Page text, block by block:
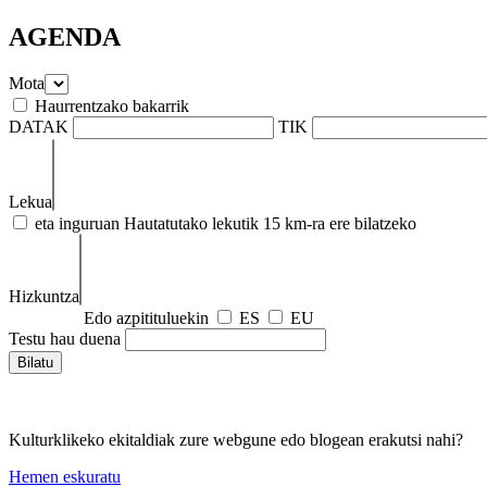
AGENDA
Mota
Haurrentzako bakarrik
DATAK
TIK
Lekua
eta inguruan Hautatutako lekutik 15 km-ra ere bilatzeko
Hizkuntza
Edo azpitituluekin
ES
EU
Testu hau duena
Kulturklikeko ekitaldiak zure webgune edo blogean erakutsi nahi?
Hemen eskuratu